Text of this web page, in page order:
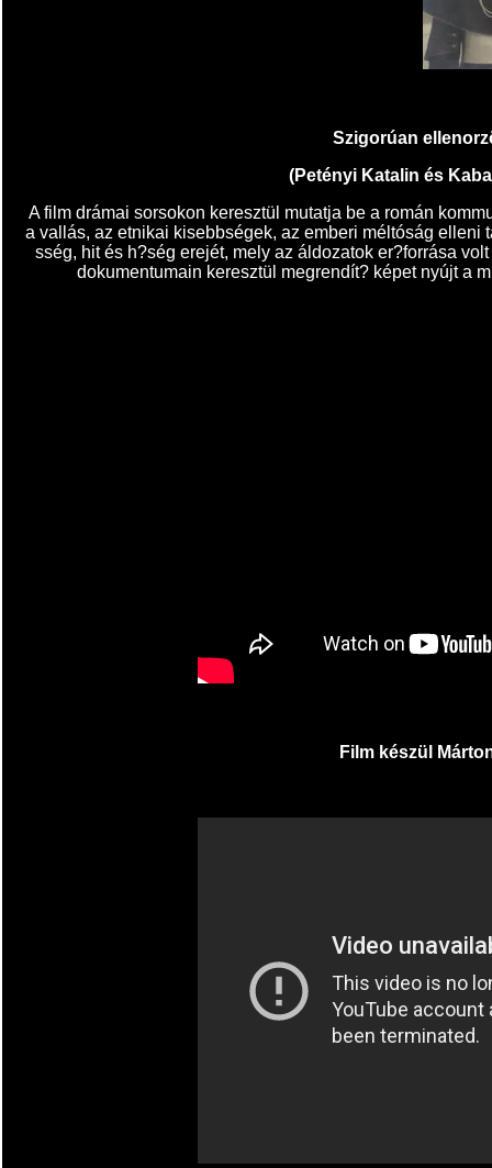
Szigorúan
(Petényi Katalin és
A film drámai sorsokon keresztül mutatja be a román
a vallás, az etnikai kisebbségek, az emberi méltóság
sség, hit és h?ség erejét, mely az áldozatok er?forrása
dokumentumain keresztül megrendít? képet nyújt a
Film készül